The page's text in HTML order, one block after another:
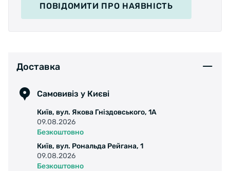
ПОВІДОМИТИ ПРО НАЯВНІСТЬ
Доставка
Самовивіз у Києві
Київ, вул. Якова Гніздовського, 1А
09.08.2026
Безкоштовно
Київ, вул. Рональда Рейгана, 1
09.08.2026
Безкоштовно